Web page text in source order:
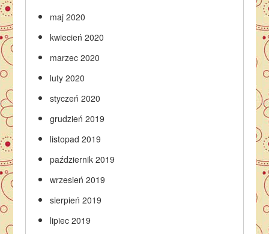
maj 2020
kwiecień 2020
marzec 2020
luty 2020
styczeń 2020
grudzień 2019
listopad 2019
październik 2019
wrzesień 2019
sierpień 2019
lipiec 2019